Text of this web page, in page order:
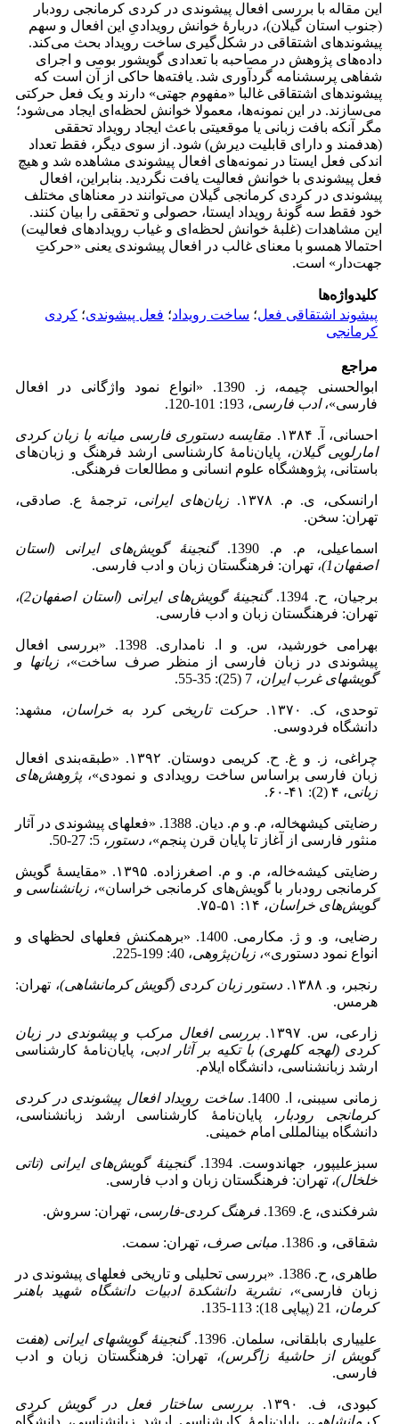
این مقاله با بررسی افعال پیشوندی در کردی کرمانجی رودبار
(جنوب استان گیلان)، دربارۀ خوانش رویدادیِ این افعال و سهم
پیشوندهای اشتقاقی در شکل‌گیری ساخت رویداد بحث می‌کند.
داده‌های پژوهش در مصاحبه با تعدادی گویشور بومی و اجرای
شفاهی پرسشنامه گردآوری شد. یافته‌ها حاکی از آن است که
پیشوندهای اشتقاقی غالبا «مفهوم جهتی» دارند و یک فعل حرکتی
می‌سازند. در این نمونه‌ها، معمولا خوانش لحظه‌ای ایجاد می‌شود؛
مگر آنکه بافت زبانی یا موقعیتی باعث ایجاد رویداد تحققی
(هدفمند و دارای قابلیت دیرش) شود. از سوی دیگر، فقط تعداد
اندکی فعل ایستا در نمونه‌های افعال پیشوندی مشاهده شد و هیچ
فعل پیشوندی با خوانش فعالیت یافت نگردید. بنابراین، افعال
پیشوندی در کردی کرمانجی گیلان می‌توانند در معناهای مختلف
خود فقط سه گونۀ رویداد ایستا، حصولی و تحققی را بیان کنند.
این مشاهدات (غلبۀ خوانش لحظه‌ای و غیاب رویدادهای فعالیت)
احتمالا همسو با معنای غالب در افعال پیشوندی یعنی «حرکتِ
جهت‌دار» است.
کلیدواژه‌ها
پیشوند اشتقاقی فعل؛ ساخت رویداد؛ فعل پیشوندی؛ کردی
کرمانجی
مراجع
ابوالحسنی چیمه، ز. 1390. «انواع نمود واژگانی در افعال
فارسی»،ادب فارسی، 193: 101-120.
احسانی، آ. ۱۳۸۴.
مقایسه دستوری فارسی میانه با زبان کردی
امارلویی گیلان، پایان‌نامۀ کارشناسی ارشد فرهنگ و زبان‌‌های
باستانی، پژوهشگاه علوم انسانی و مطالعات فرهنگی.
ارانسکی، ی. م. ۱۳۷۸. زبان‌‌های ایرانی، ترجمۀ ع. صادقی،
تهران: سخن.
اسماعیلی، م. م. 1390.
گنجینۀ گویش‌های ایرانی (استان
اصفهان1)
، تهران: فرهنگستان زبان و ادب فارسی.
برجیان، ح. 1394. گنجینۀ گویش‌های ایرانی (استان اصفهان2)
،
تهران: فرهنگستان زبان و ادب فارسی.
بهرامی خورشید، س. و ا. نامداری. 1398. «بررسی افعال
پیشوندی در زبان فارسی از منظر صرف ساخت»، زبان­ها و
گویش­های غرب ایران، 7 (25): 35-55.
توحدی، ک. ۱۳۷۰. حرکت تاریخی کرد به خراسان، مشهد:
دانشگاه فردوسی.
چراغی، ز. و غ. ح. کریمی دوستان. ۱۳۹۲. «طبقه‌بندی افعال
زبان فارسی براساس ساخت رویدادی و نمودی»،پژوهش‌های
زبانی، ۴ (2): ۴۱-۶۰.
رضایتی کیشه­خاله، م. و م. دیان. 1388. «فعل­های پیشوندی در آثار
منثور فارسی از آغاز تا پایان قرن پنجم»، دستور ، 5: 27-50.
رضایتی کیشه‌خاله، م. و م. اصغرزاده. ۱۳۹۵. «مقایسۀ گویش
کرمانجی رودبار با گویش‌های کرمانجی خراسان»، زبان­شناسی و
گویش‌های خراسان، ۱۴: ۵۱-۷۵.
رضایی، و. و ژ. مکارمی. 1400. «برهم­کنش فعل­های لحظه­ای و
انواع نمود دستوری»، زبان‌پژوهی، 40: 199-225.
رنجبر، و. ۱۳۸۸. دستور زبان کردی (گویش کرمانشاهی)، تهران:
هرمس.
زارعی، س. ۱۳۹۷.
بررسی افعال مرکب و پیشوندی در زبان
کردی (لهجه‌ کلهری) با تکیه بر آثار ادبی، پایان‌نامۀ کارشناسی
ارشد زبان­شناسی، دانشگاه ایلام.
زمانی سیبنی، ا. 1400.
ساخت رویداد افعال پیشوندی در کردی
کرمانجی رودبار ، پایان‌نامۀ کارشناسی ارشد زبان­شناسی،
دانشگاه بین­المللی امام خمینی.
سبزعلیپور، جهاندوست. 1394.
گنجینۀ گویش‌های ایرانی (تاتی
خلخال)، تهران: فرهنگستان زبان و ادب فارسی.
شرفکندی، ع. 1369. فرهنگ کردی-فارسی، تهران: سروش.
شقاقی، و. 1386. مبانی صرف، تهران: سمت.
طاهری، ح. 1386. «بررسی تحلیلی و تاریخی فعل­های پیشوندی در
زبان فارسی»،نشریة دانشکدة ادبیات دانشگاه شهید باهنر
کرمان، 21 (پیاپی 18): 113-135.
علی­یاری بابلقانی، سلمان. 1396.
گنجینۀ گویش­های ایرانی (هفت
گویش از حاشیۀ زاگرس)، تهران: فرهنگستان زبان و ادب
فارسی.
کبودی، ف. ۱۳۹۰.
بررسی ساختار فعل در گویش کردی
کرمانشاهی، پایان‌نامۀ کارشناسی ارشد زبان­شناسی، دانشگاه